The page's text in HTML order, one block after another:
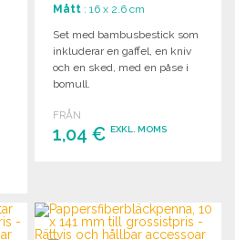
Mått : 16 x 2.6 cm
Set med bambusbestick som
inkluderar en gaffel, en kniv
och en sked, med en påse i
bomull.
FRÅN
1,04 €EXKL. MOMS
Begär offert